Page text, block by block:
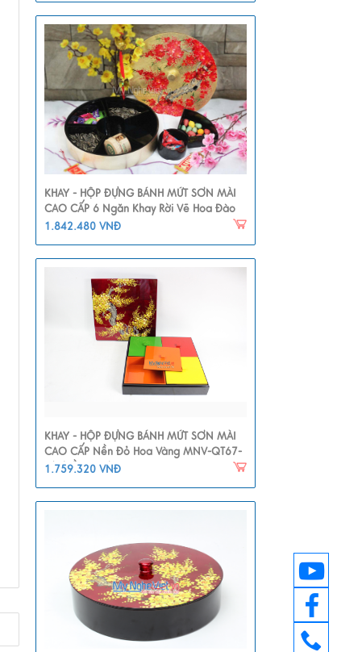
KHAY - HỘP ĐỰNG BÁNH MỨT SƠN MÀI
CAO CẤP 6 Ngăn Khay Rời Vẽ Hoa Đào
MNV-QT112
1.842.480 VNĐ
KHAY - HỘP ĐỰNG BÁNH MỨT SƠN MÀI
CAO CẤP Nền Đỏ Hoa Vàng MNV-QT67-
2(nhiều Màu)
1.759.320 VNĐ